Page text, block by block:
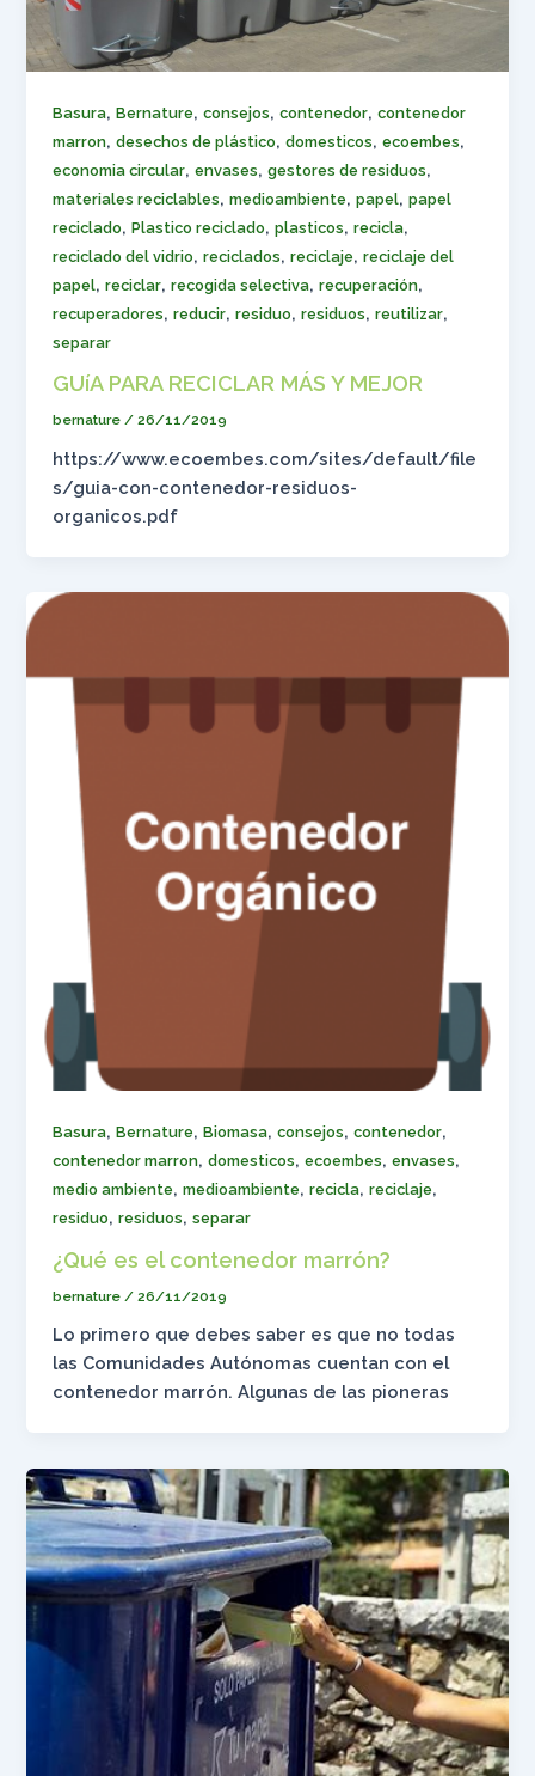
Basura,Bernature,consejos,contenedor,contenedor
marron,desechos de plástico,domesticos,ecoembes,
economia circular,envases,gestores de residuos,
materiales reciclables,medioambiente,papel,papel
reciclado,Plastico reciclado,plasticos,recicla,
reciclado del vidrio,reciclados,reciclaje,reciclaje del
papel,reciclar,recogida selectiva,recuperación,
recuperadores,reducir,residuo,residuos,reutilizar,
separar
GUíA PARA RECICLAR MÁS Y MEJOR
bernature/26/11/2019
https://www.ecoembes.com/sites/default/file
s/guia-con-contenedor-residuos-
organicos.pdf
Basura,Bernature,Biomasa,consejos,contenedor,
contenedor marron,domesticos,ecoembes,envases,
medio ambiente,medioambiente,recicla,reciclaje,
residuo,residuos,separar
¿Qué es el contenedor marrón?
bernature / 26/11/2019
Lo primero que debes saber es que no todas
las Comunidades Autónomas cuentan con el
contenedor marrón. Algunas de las pioneras